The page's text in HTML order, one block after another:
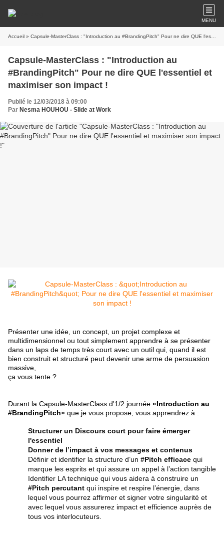
MENU
Accueil » Capsule-MasterClass : "Introduction au #BrandingPitch" Pour ne dire QUE l'essentiel et maximiser son impact !
Capsule-MasterClass : "Introduction au
#BrandingPitch" Pour ne dire QUE l'essentiel et
maximiser son impact !
Publié le 12/03/2018 à 09:00
Par Nesma HOUHOU - Slide at Work
Présenter une idée, un concept, un projet complexe et
multidimensionnel ou tout simplement apprendre à se présenter
dans un laps de temps très court avec un outil qui, quand il est
bien construit et structuré peut devenir une arme de persuasion
massive,
ça vous tente ?
Durant la Capsule-MasterClass d'1/2 journée «Introduction au
#BrandingPitch» que je vous propose, vous apprendrez à :
Structurer un Discours court pour faire émerger
l'essentiel
Donner de l’impact à vos messages et contenus
Définir et identifier la structure d’un #Pitch efficace qui
marque les esprits et qui assure un appel à l’action tangible
Identifier LA technique qui vous aidera à construire un
#Pitch percutant qui inspire et respire l’énergie, dans
lequel vous pourrez affirmer et signer votre singularité et
avec lequel vous assurerez impact et efficience auprès de
tous vos interlocuteurs.